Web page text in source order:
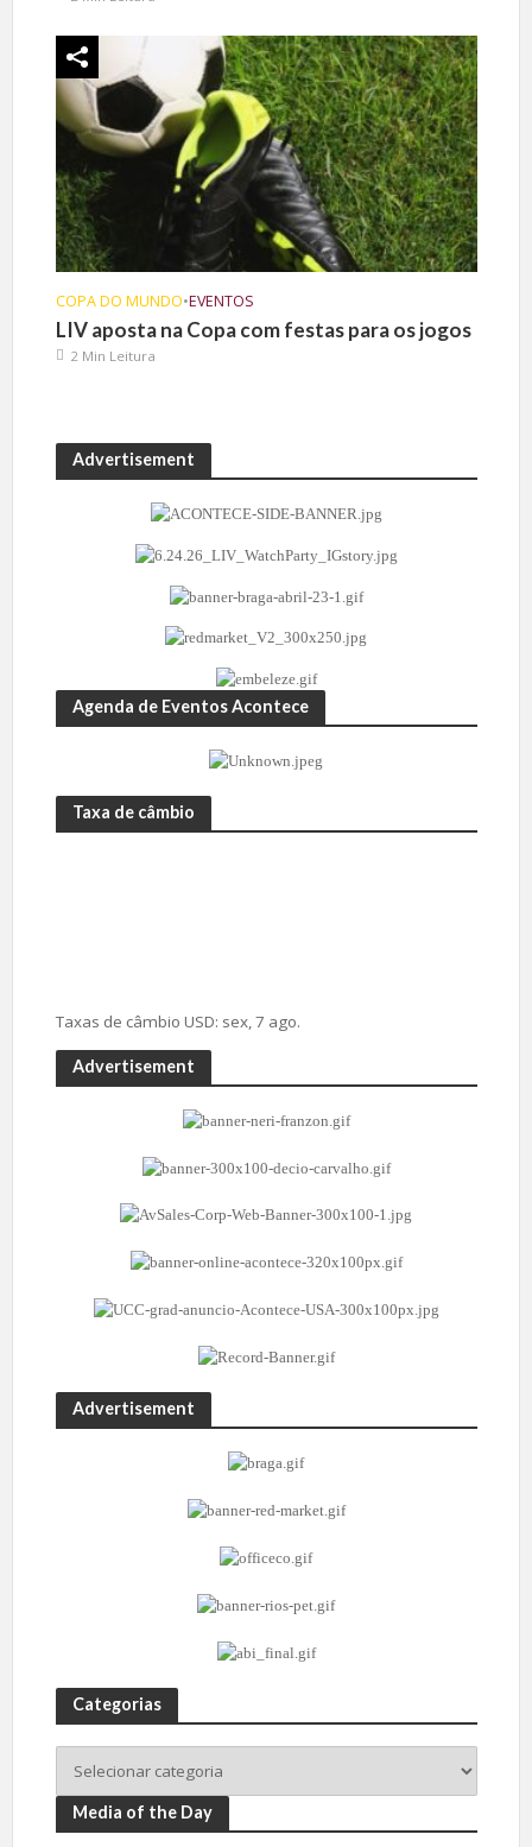
COPA DO MUNDO•EVENTOS
LIV aposta na Copa com festas para os jogos
2 Min Leitura
Advertisement
Agenda de Eventos Acontece
Taxa de câmbio
Taxas de câmbio USD: sex, 7 ago.
Advertisement
Advertisement
Categorias
Media of the Day